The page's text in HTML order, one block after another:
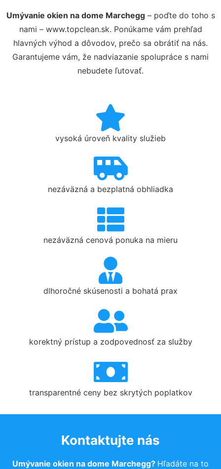
Umývanie okien na dome Marchegg– poďte do toho s
nami – www.topclean.sk. Ponúkame vám prehľad
hlavných výhod a dôvodov, prečo sa obrátiť na nás.
Garantujeme vám, že nadviazanie spolupráce s nami
nebudete ľutovať.
vysoká úroveň kvality služieb
nezáväzná a bezplatná obhliadka
nezáväzná cenová ponuka na mieru
dlhoročné skúsenosti a bohatá prax
korektný prístup a zodpovednosť za služby
transparentné ceny bez skrytých poplatkov
Kontaktujte nás
Umývanie okien na dome Marchegg? Hľadáte na to